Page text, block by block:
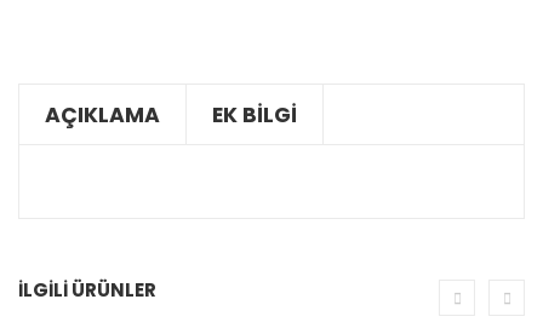
AÇIKLAMA EK BILGI
İLGILI ÜRÜNLER